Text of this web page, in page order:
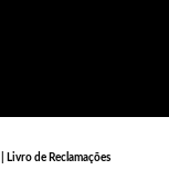
Livro de Reclamações